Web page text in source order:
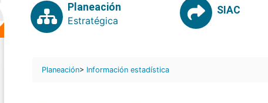
Planeación
Estratégica
SIAC
Planeación> Información estadística